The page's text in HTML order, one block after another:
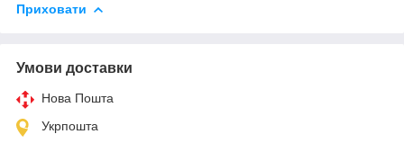
Приховати
Умови доставки
Нова Пошта
Укрпошта